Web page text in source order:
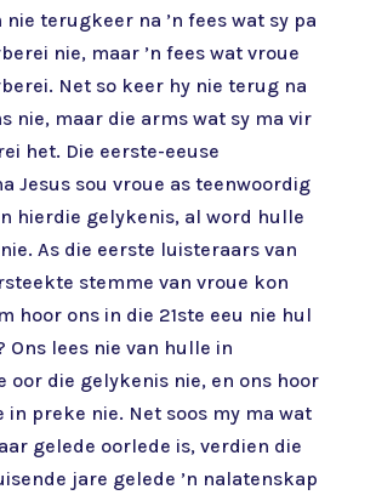
terugkeer na ’n fees wat sy pa
nie, maar ’n fees wat vroue
Net so keer hy nie terug na
nie, maar die arms wat sy ma vir
het. Die eerste-eeuse
Jesus sou vroue as teenwoordig
hierdie gelykenis, al word hulle
As die eerste luisteraars van
stemme van vroue kon
hoor ons in die 21ste eeu nie hul
Ons lees nie van hulle in
oor die gelykenis nie, en ons hoor
in preke nie. Net soos my ma wat
gelede oorlede is, verdien die
jare gelede ’n nalatenskap